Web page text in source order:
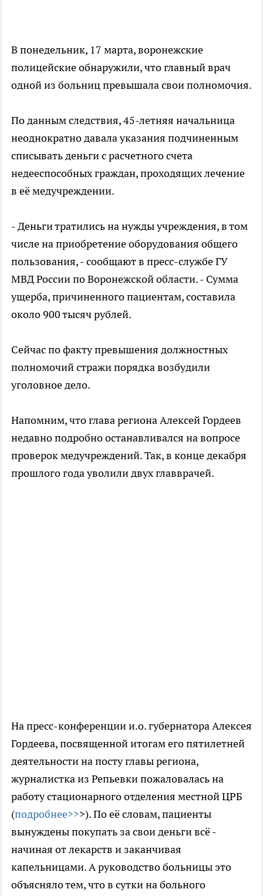
В понедельник, 17 марта, воронежские
полицейские обнаружили, что главный врач
одной из больниц превышала свои полномочия.
По данным следствия, 45-летняя начальница
неоднократно давала указания подчиненным
списывать деньги с расчетного счета
недееспособных граждан, проходящих лечение
в её медучреждении.
- Деньги тратились на нужды учреждения, в том
числе на приобретение оборудования общего
пользования, - сообщают в пресс-службе ГУ
МВД России по Воронежской области. - Сумма
ущерба, причиненного пациентам, составила
около 900 тысяч рублей.
Сейчас по факту превышения должностных
полномочий стражи порядка возбудили
уголовное дело.
Напомним, что глава региона Алексей Гордеев
недавно подробно останавливался на вопросе
проверок медучреждений. Так, в конце декабря
прошлого года уволили двух главврачей.
На пресс-конференции и.о. губернатора Алексея
Гордеева, посвященной итогам его пятилетней
деятельности на посту главы региона,
журналистка из Репьевки пожаловалась на
работу стационарного отделения местной ЦРБ
(подробнее>>>). По её словам, пациенты
вынуждены покупать за свои деньги всё -
начиная от лекарств и заканчивая
капельницами. А руководство больницы это
объясняло тем, что в сутки на больного